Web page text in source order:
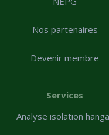
Nos partenaires
Devenir membre
Services
Analyse isolation